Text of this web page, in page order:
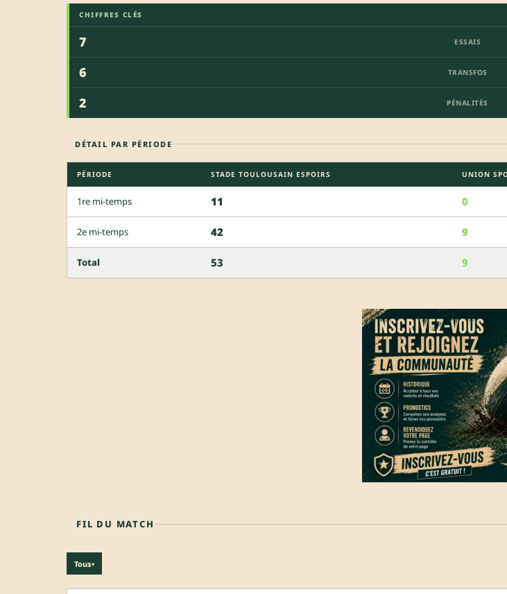
CHIFFRES CLÉS
7 ESSAIS
6
TRANSFOS
2
PÉNALITÉS
DÉTAIL PAR PÉRIODE
PÉRIODE STADE TOULOUSAIN ESPOIRS UNION
1re mi-temps 11 0
2e mi-temps 42 9
Total 53 9
FIL DU MATCH
Tous▾